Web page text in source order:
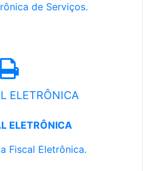
de Serviços.
ELETRÔNICA
ELETRÔNICA
Fiscal Eletrônica.